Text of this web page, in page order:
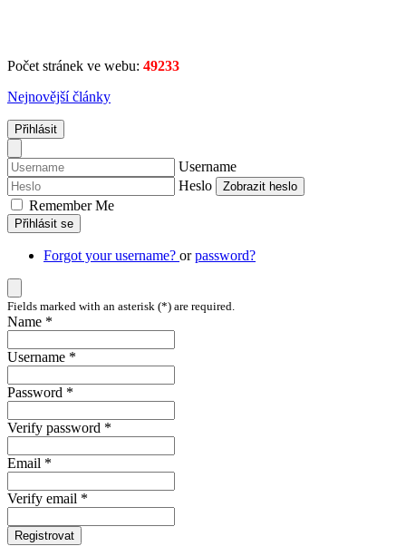
Počet stránek ve webu: 49233
Nejnovější články
Přihlásit
Username
Heslo
Zobrazit heslo
Remember Me
Přihlásit se
Forgot your username? orpassword?
Fields marked with an asterisk (*) are required.
Name *
Username *
Password *
Verify password *
Email *
Verify email *
Registrovat